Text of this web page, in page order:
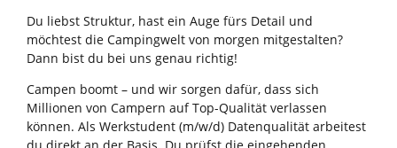
Du liebst Struktur, hast ein Auge fürs Detail und
möchtest die Campingwelt von morgen mitgestalten?
Dann bist du bei uns genau richtig!
Campen boomt – und wir sorgen dafür, dass sich
Millionen von Campern auf Top-Qualität verlassen
können. Als Werkstudent (m/w/d) Datenqualität arbeitest